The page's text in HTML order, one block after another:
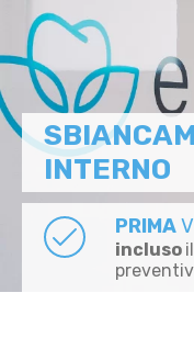
INTERNO
PRIMA
incluso